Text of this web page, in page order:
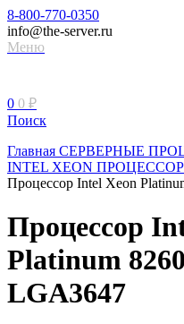
8-800-770-0350
info@the-server.ru
Меню
0 0 ₽
Поиск
Главная СЕРВЕРНЫЕ
INTEL XEON
Процессор Intel Xeon
Процессор
Platinum
LGA3647